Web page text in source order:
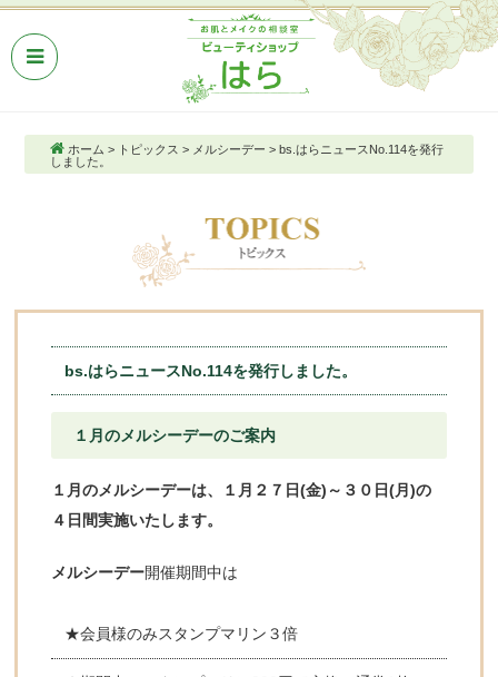
ホーム > トピックス > メルシーデー > bs.はらニュースNo.114を発行
しました。
bs.はらニュースNo.114を発行しました。
１月のメルシーデーのご案内
１月のメルシーデーは、１月２７日(金)～３０日(月)の
４日間実施いたします。
メルシーデー開催期間中は
★会員様のみスタンプマリン３倍